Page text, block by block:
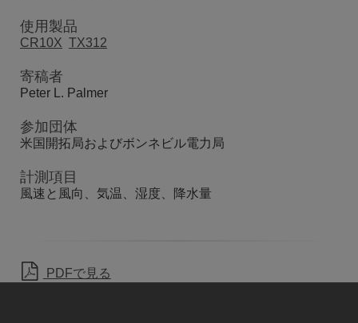
使用製品
CR10X TX312
寄稿者
Peter L. Palmer
参加団体
米国開拓局およびボンネビル電力局
計測項目
風速と風向、気温、湿度、降水量
PDFで見る